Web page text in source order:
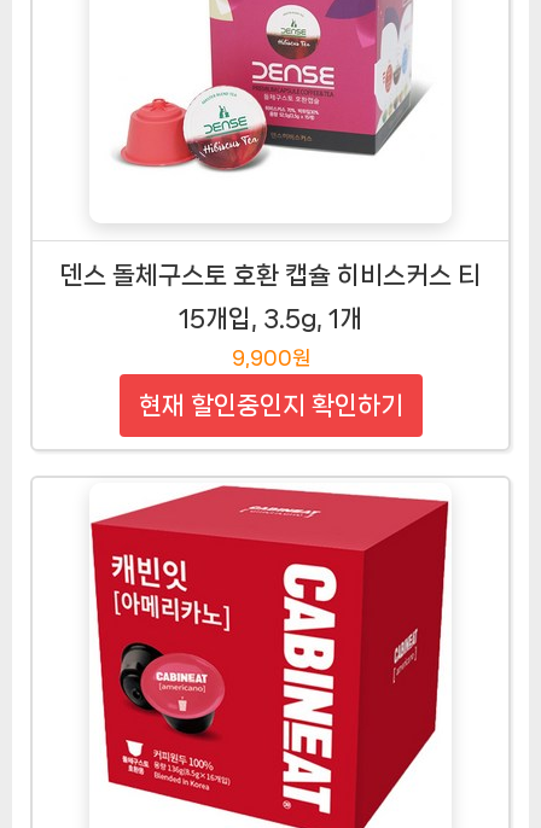
덴스 돌체구스토 호환 캡슐 히비스커스 티
15개입, 3.5g, 1개
9,900원
현재 할인중인지 확인하기